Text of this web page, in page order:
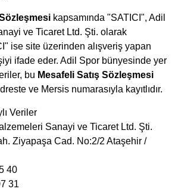
kapsamında "SATICI", Adil
ve Ticaret Ltd. Şti. olarak
ise site üzerinden alışveriş yapan
ifade eder. Adil Spor bünyesinde yer
bu Mesafeli Satış Sözleşmesi
ve Mersis numarasıyla kayıtlıdır.
Veriler
Sanayi ve Ticaret Ltd. Şti.
Ziyapaşa Cad. No:2/2 Ataşehir /
40
31